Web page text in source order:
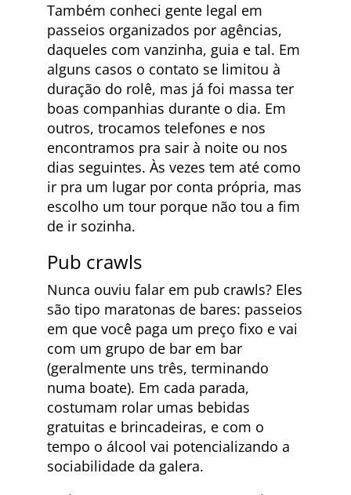
Também conheci gente legal em
passeios organizados por agências,
daqueles com vanzinha, guia e tal. Em
alguns casos o contato se limitou à
duração do rolê, mas já foi massa ter
boas companhias durante o dia. Em
outros, trocamos telefones e nos
encontramos pra sair à noite ou nos
dias seguintes. Às vezes tem até como
ir pra um lugar por conta própria, mas
escolho um tour porque não tou a fim
de ir sozinha.
Pub crawls
Nunca ouviu falar em pub crawls? Eles
são tipo maratonas de bares: passeios
em que você paga um preço fixo e vai
com um grupo de bar em bar
(geralmente uns três, terminando
numa boate). Em cada parada,
costumam rolar umas bebidas
gratuitas e brincadeiras, e com o
tempo o álcool vai potencializando a
sociabilidade da galera.